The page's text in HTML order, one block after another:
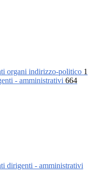
organi indirizzo-politico 1
- amministrativi 664
dirigenti - amministrativi